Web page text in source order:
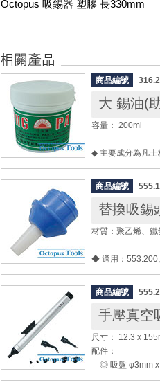
Octopus 吸錫器 塑膠 長330mm
商品編號
大 錫油(
容量： 200ml
◆ 主要成分為凡士
◆ 一般狀態下固
◆ 清潔被焊物及焊
更快速且穩定。
◆ 在焊接物表面
◆ 降低熔融焊錫的
◆ 可客訂黑色弱
[緊急處理方式]:
醫。
2. 接觸眼睛時：
3. 誤吞食時：喝
打急救專線119。
商品編號
替換吸錫
材質：聚乙烯、鐵
◆ 適用：553.200
DS-017
商品編號
手壓真空
尺寸： 12.3 x
配件：
◎ 吸盤 φ3mm x
◎ 吸盤 φ7mm x